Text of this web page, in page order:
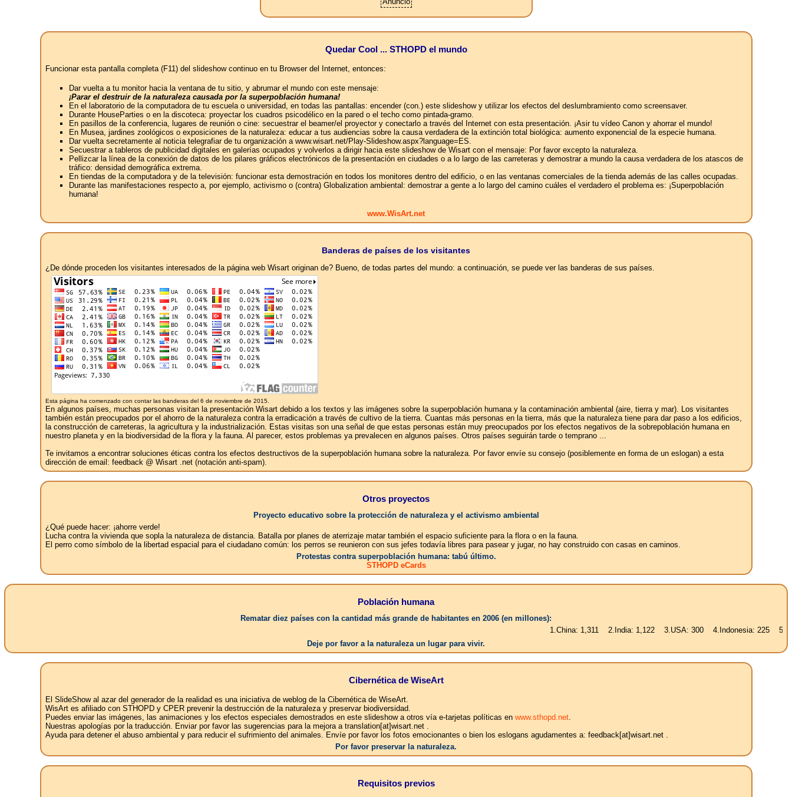
Quedar Cool ... STHOPD el mundo
Funcionar esta pantalla completa (F11) del slideshow continuo en tu Browser del Internet, entonces:
Dar vuelta a tu monitor hacia la ventana de tu sitio, y abrumar el mundo con este mensaje:
¡Parar el destruir de la naturaleza causada por la superpoblación humana!
En el laboratorio de la computadora de tu escuela o universidad, en todas las pantallas: encender (con.) este slideshow y utilizar los efectos del deslumbramiento como screensaver.
Durante HouseParties o en la discoteca: proyectar los cuadros psicodélico en la pared o el techo como pintada-gramo.
En pasillos de la conferencia, lugares de reunión o cine: secuestrar el beamer/el proyector y conectarlo a través del Internet con esta presentación. ¡Asir tu vídeo Canon y ahorrar el mundo!
En Musea, jardines zoológicos o exposiciones de la naturaleza: educar a tus audiencias sobre la causa verdadera de la extinción total biológica: aumento exponencial de la especie humana.
Dar vuelta secretamente al noticia telegrafiar de tu organización a www.wisart.net/Play-Slideshow.aspx?language=ES.
Secuestrar a tableros de publicidad digitales en galerías ocupados y volverlos a dirigir hacia este slideshow de Wisart con el mensaje: Por favor excepto la naturaleza.
Pellizcar la línea de la conexión de datos de los pilares gráficos electrónicos de la presentación en ciudades o a lo largo de las carreteras y demostrar a mundo la causa verdadera de los atascos de
tráfico: densidad demográfica extrema.
En tiendas de la computadora y de la televisión: funcionar esta demostración en todos los monitores dentro del edificio, o en las ventanas comerciales de la tienda además de las calles ocupadas.
Durante las manifestaciones respecto a, por ejemplo, activismo o (contra) Globalization ambiental: demostrar a gente a lo largo del camino cuáles el verdadero el problema es: ¡Superpoblación
humana!
www.WisArt.net
Banderas de países de los visitantes
¿De dónde proceden los visitantes interesados ​​de la página web Wisart originan de? Bueno, de todas partes del mundo: a continuación, se puede ver las banderas de sus países.
Esta página ha comenzado con contar las banderas del 6 de noviembre de 2015.
En algunos países, muchas personas visitan la presentación Wisart debido a los textos y las imágenes sobre la superpoblación humana y la contaminación ambiental (aire, tierra y mar). Los visitantes
también están preocupados por el ahorro de la naturaleza contra la erradicación a través de cultivo de la tierra. Cuantas más personas en la tierra, más que la naturaleza tiene para dar paso a los edificios,
la construcción de carreteras, la agricultura y la industrialización. Estas visitas son una señal de que estas personas están muy preocupados por los efectos negativos de la sobrepoblación humana en
nuestro planeta y en la biodiversidad de la flora y la fauna. Al parecer, estos problemas ya prevalecen en algunos países. Otros países seguirán tarde o temprano ...
Te invitamos a encontrar soluciones éticas contra los efectos destructivos de la superpoblación humana sobre la naturaleza. Por favor envíe su consejo (posiblemente en forma de un eslogan) a esta
dirección de email: feedback @ Wisart .net (notación anti-spam).
Otros proyectos
Proyecto educativo sobre la protección de naturaleza y el activismo ambiental
¿Qué puede hacer: ¡ahorre verde!
Lucha contra la vivienda que sopla la naturaleza de distancia. Batalla por planes de aterrizaje matar también el espacio suficiente para la flora o en la fauna.
El perro como símbolo de la libertad espacial para el ciudadano común: los perros se reunieron con sus jefes todavía libres para pasear y jugar, no hay construido con casas en caminos.
Protestas contra superpoblación humana: tabú último.
STHOPD eCards
Población humana
Rematar diez países con la cantidad más grande de habitantes en 2006 (en millones):
1.China: 1,311 2.India: 1,122 3.USA: 300 4.Indonesia: 225 5.Brasil: 187
Deje por favor a la naturaleza un lugar para vivir.
Cibernética de WiseArt
El SlideShow al azar del generador de la realidad es una iniciativa de weblog de la Cibernética de WiseArt.
WisArt es afiliado con STHOPD y CPER prevenir la destrucción de la naturaleza y preservar biodiversidad.
Puedes enviar las imágenes, las animaciones y los efectos especiales demostrados en este slideshow a otros vía e-tarjetas políticas en www.sthopd.net.
Nuestras apologías por la traducción. Enviar por favor las sugerencias para la mejora a translation[at]wisart.net .
Ayuda para detener el abuso ambiental y para reducir el sufrimiento del animales. Envíe por favor los fotos emocionantes o bien los eslogans agudamentes a: feedback[at]wisart.net .
Por favor preservar la naturaleza.
Requisitos previos